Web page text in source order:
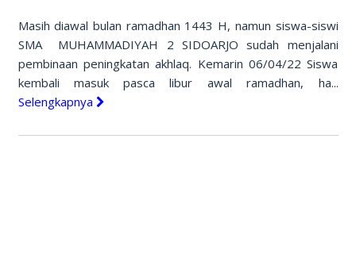
Masih diawal bulan ramadhan 1443 H, namun siswa-siswi
SMA MUHAMMADIYAH 2 SIDOARJO sudah menjalani
pembinaan peningkatan akhlaq. Kemarin 06/04/22 Siswa
kembali masuk pasca libur awal ramadhan, ha...
Selengkapnya